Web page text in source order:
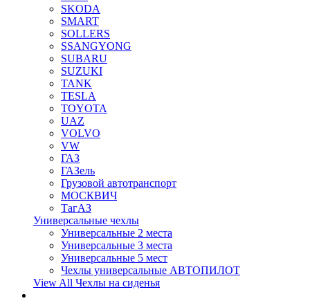
SKODA
SMART
SOLLERS
SSANGYONG
SUBARU
SUZUKI
TANK
TESLA
TOYOTA
UAZ
VOLVO
VW
ГАЗ
ГАЗель
Грузовой автотранспорт
МОСКВИЧ
ТагАЗ
Универсальные чехлы
Универсальные 2 места
Универсальные 3 места
Универсальные 5 мест
Чехлы универсальные АВТОПИЛОТ
View All Чехлы на сиденья